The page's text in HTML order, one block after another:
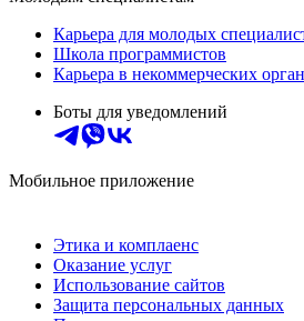
Карьера для молодых
Школа программистов
Карьера в некоммерческих
Боты для уведомлений
Мобильное приложение
Этика и комплаенс
Оказание услуг
Использование сайтов
Защита персональных данных